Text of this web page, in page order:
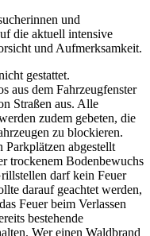
und
die aktuell intensive
und Aufmerksamkeit.
gestattet.
aus dem Fahrzeugfenster
Straßen aus. Alle
zudem gebeten, die
zu blockieren.
Parkplätzen abgestellt
trockenem Bodenbewuchs
darf kein Feuer
darauf geachtet werden,
Feuer beim Verlassen
bestehende
Wer einen Waldbrand